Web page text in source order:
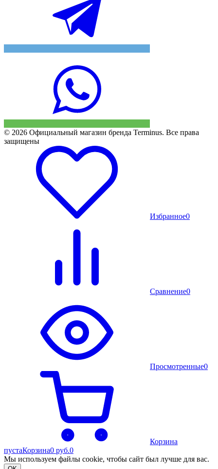
© 2026 Официальный магазин бренда Terminus. Все права
защищены
Избранное0
Сравнение0
Просмотренные0
Корзина
пустаКорзина0 руб.0
Мы используем файлы cookie, чтобы сайт был лучше для вас.